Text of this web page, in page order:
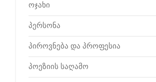
ოჯახი
პერსონა
პიროვნება და პროფესია
პოეზიის საღამო